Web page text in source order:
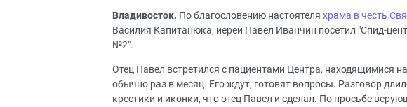
Владивосток. По благословению настоятеля храма в честь
Василия Капитанюка, иерей Павел Иванчин посетил "Спид-
№2".
Отец Павел встретился с пациентами Центра, находящимися
обычно раз в месяц. Его ждут, готовят вопросы. Разговор
крестики и иконки, что отец Павел и сделал. По просьбе